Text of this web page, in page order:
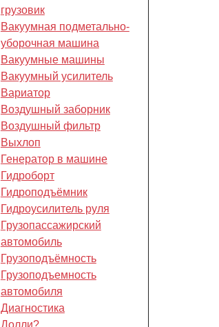
грузовик
Вакуумная подметально-
уборочная машина
Вакуумные машины
Вакуумный усилитель
Вариатор
Воздушный заборник
Воздушный фильтр
Выхлоп
Генератор в машине
Гидроборт
Гидроподъёмник
Гидроусилитель руля
Грузопассажирский
автомобиль
Грузоподъёмность
Грузоподъемность
автомобиля
Диагностика
Долли?